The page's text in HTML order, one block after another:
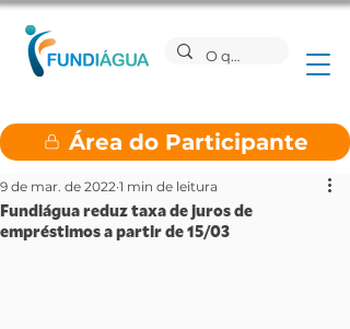
Área do Participante
Fundiágua reduz taxa de juros de
empréstimos a partir de 15/03
9 de mar. de 2022 1 min de leitura